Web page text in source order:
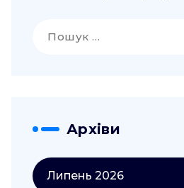
Архіви
Липень 2026